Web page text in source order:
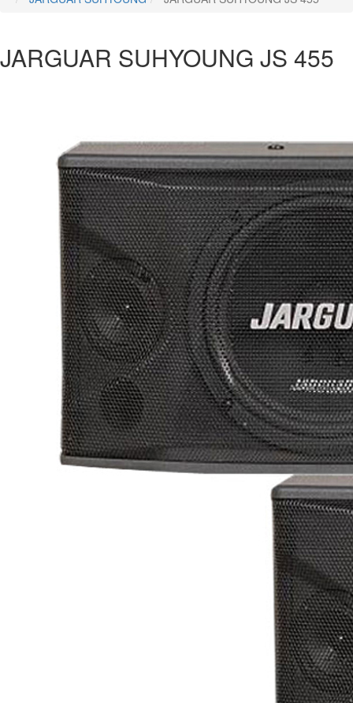
JARGUAR SUHYOUNG JS 455